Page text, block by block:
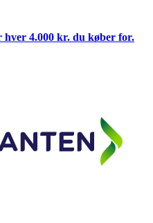
4.000 kr. du køber for.